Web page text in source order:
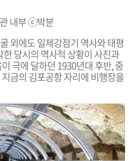
내부 ⓒ박분
외에도 일제강점기 역사와 태평
당시의 역사적 상황이 사진과
극에 달하던 1930년대 후반, 중
금의 김포공항 자리에 비행장을